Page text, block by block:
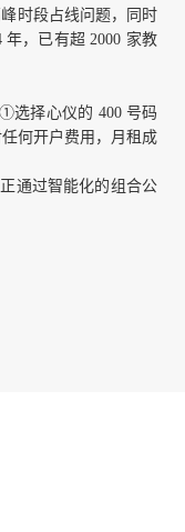
时段占线问题，同时
，已有超 2000 家教
选择心仪的 400 号码
何开户费用，月租成
通过智能化的组合公